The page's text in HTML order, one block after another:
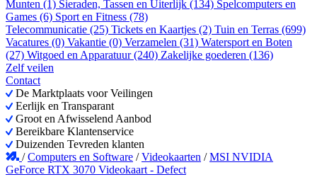
Munten (1) Sieraden, Tassen en Uiterlijk (134) Spelcomputers en
Games (6) Sport en Fitness (78)
Telecommunicatie (25) Tickets en Kaartjes (2) Tuin en Terras (699)
Vacatures (0) Vakantie (0) Verzamelen (31) Watersport en Boten
(27) Witgoed en Apparatuur (240) Zakelijke goederen (136)
Zelf veilen
Contact
De Marktplaats voor Veilingen
Eerlijk en Transparant
Groot en Afwisselend Aanbod
Bereikbare Klantenservice
Duizenden Tevreden klanten
/Computers en Software /Videokaarten /MSI NVIDIA
GeForce RTX 3070 Videokaart - Defect